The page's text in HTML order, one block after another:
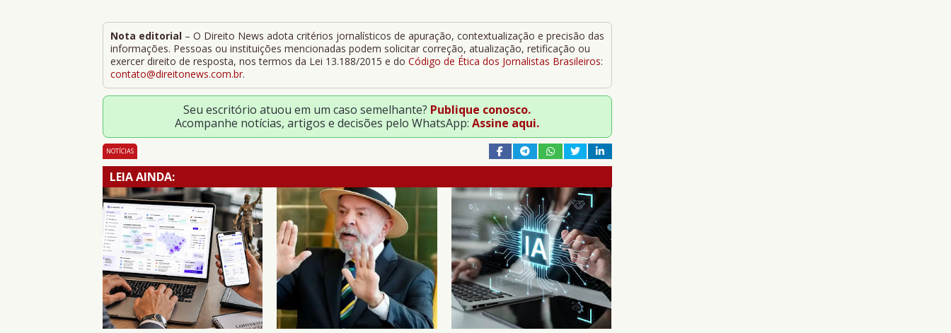
Nota editorial– O Direito News adota critérios jornalísticos de apuração, contextualização e precisão das
informações. Pessoas ou instituições mencionadas podem solicitar correção, atualização, retificação ou
exercer direito de resposta, nos termos da Lei 13.188/2015 e do Código de Ética dos Jornalistas Brasileiros:
contato@direitonews.com.br.
Seu escritório atuou em um caso semelhante? Publique conosco.
Acompanhe notícias, artigos e decisões pelo WhatsApp: Assine aqui.
NOTÍCIAS
LEIA AINDA: